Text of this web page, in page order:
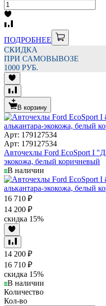
ПОДРОБНЕЕ
СКИДКА
ПРИ САМОВЫВОЗЕ
1000 РУБ.
В корзину
Арт: 179127534
Арт: 179127534
Авточехлы Ford EcoSport I
экокожа, белый коричневый
В наличии
16 710 ₽
14 200 ₽
скидка 15%
14 200 ₽
16 710 ₽
скидка 15%
В наличии
Количество
Кол-во